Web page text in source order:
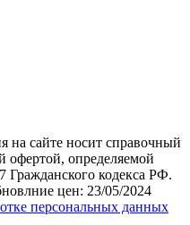
на сайте носит справочный
офертой, определяемой
Гражданского кодекса РФ.
цен: 23/05/2024
персональных данных